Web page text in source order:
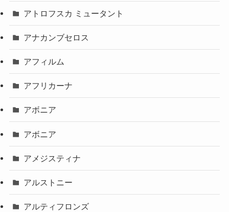
アトロフスカ ミュータント
アナカンブセロス
アフィルム
アフリカーナ
アボニア
アボニア
アメジスティナ
アルストニー
アルティフロンズ